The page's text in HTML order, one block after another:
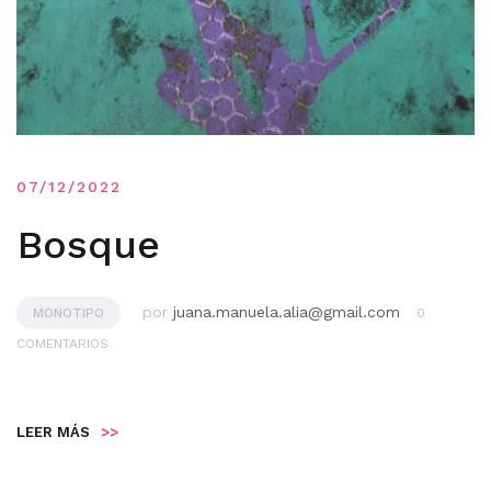
07/12/2022
Bosque
MONOTIPO por juana.manuela.alia@gmail.com
0
COMENTARIOS
LEER MÁS >>